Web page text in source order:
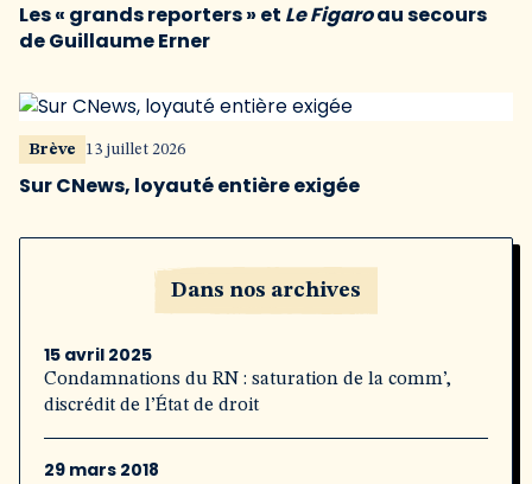
Les « grands reporters » et Le Figaroau secours
de Guillaume Erner
Brève 13 juillet 2026
Sur CNews, loyauté entière exigée
Dans nos archives
15 avril 2025
Condamnations du RN : saturation de la comm’,
discrédit de l’État de droit
29 mars 2018